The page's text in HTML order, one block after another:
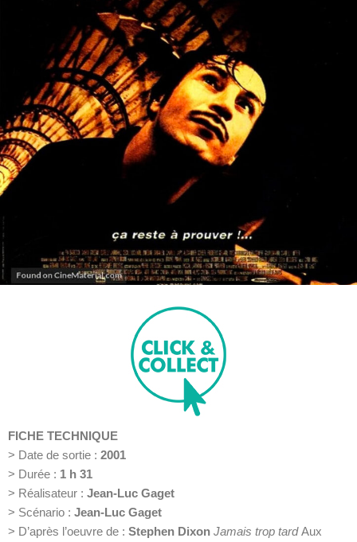
FICHE TECHNIQUE
> Date de sortie : 2001
> Durée : 1 h 31
> Réalisateur : Jean-Luc Gaget
> Scénario : Jean-Luc Gaget
> D’après l’oeuvre de : Stephen Dixon Jamais trop tardAux